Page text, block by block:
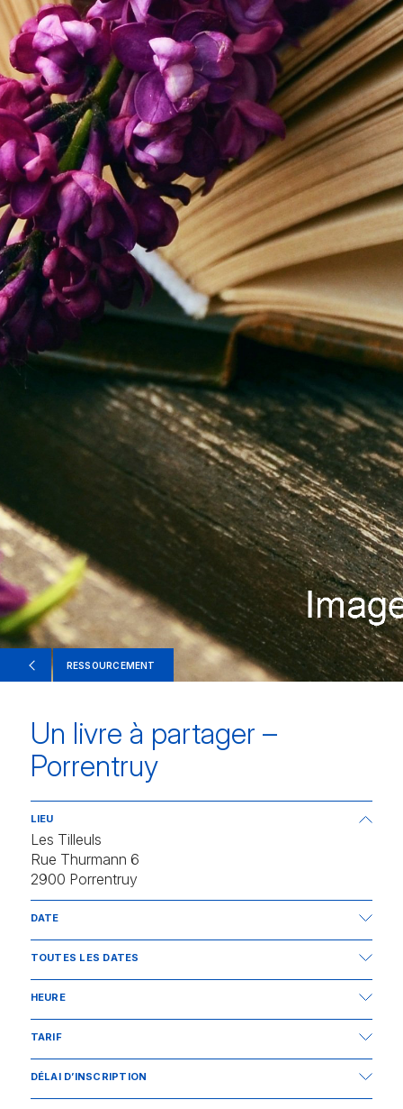
RESSOURCEMENT
Un livre à partager –
Porrentruy
LIEU
Les Tilleuls
Rue Thurmann 6
2900 Porrentruy
DATE
07.09.2026
TOUTES LES DATES
Lundis
7 septembre
5 octobre
9 novembre
HEURE
de 9h30 à 11h30
TARIF
Gratuit, offert par le Jura pastoral
DÉLAI D’INSCRIPTION
S'annoncer une semaine avant votre participation